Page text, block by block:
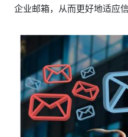
企业邮箱，从而更好地适应